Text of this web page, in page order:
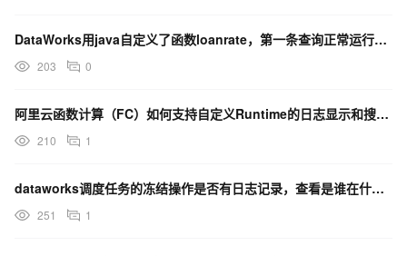
DataWorks用java自定义了函数loanrate，第一条查询正常运行。第二天查询语录？
203 0
阿里云函数计算（FC）如何支持自定义Runtime的日志显示和搜索？
210 1
dataworks调度任务的冻结操作是否有日志记录，查看是谁在什么时候冻结的？
251 1